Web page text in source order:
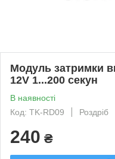
Модуль затримки
12V 1...200 секун
В наявності
Код: TK-RD09
Роздріб
240 ₴